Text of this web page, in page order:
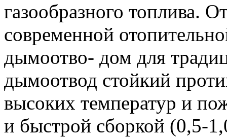
газообразного топлива.
современной
дымоотво- дом для
дымоотвод стойкий
высоких температур и
и быстрой сборкой (0,5-